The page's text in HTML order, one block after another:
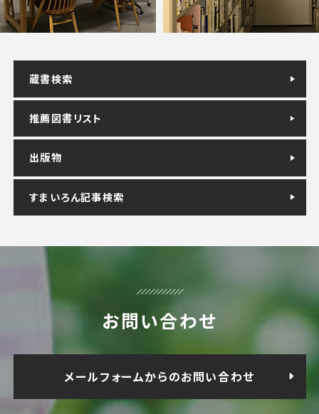
蔵書検索
推薦図書リスト
出版物
すまいろん記事検索
お問い合わせ
メールフォームからのお問い合わせ